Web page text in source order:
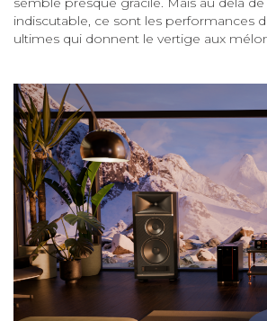
indiscutable, ce sont les performances
ultimes qui donnent le vertige aux